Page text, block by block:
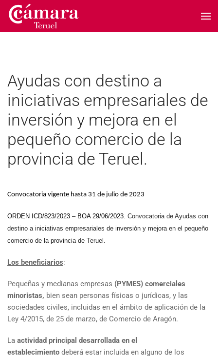
Skip to main content
Ayudas con destino a
iniciativas empresariales de
inversión y mejora en el
pequeño comercio de la
provincia de Teruel.
Convocatoria vigente hasta 31 de julio de 2023
ORDEN ICD/823/2023 – BOA 29/06/2023. Convocatoria de Ayudas con
destino a iniciativas empresariales de inversión y mejora en el pequeño
comercio de la provincia de Teruel.
Los beneficiarios:
Pequeñas y medianas empresas (PYMES) comerciales
minoristas, bien sean personas físicas o jurídicas, y las
sociedades civiles, incluidas en el ámbito de aplicación de la
Ley 4/2015, de 25 de marzo, de Comercio de Aragón.
La actividad principal desarrollada en el
establecimiento deberá estar incluida en alguno de los